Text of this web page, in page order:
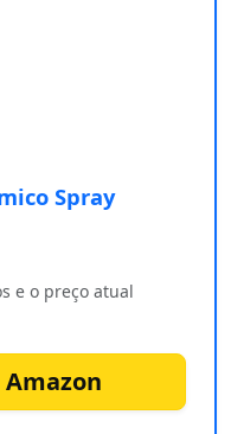
Spray
e o preço atual